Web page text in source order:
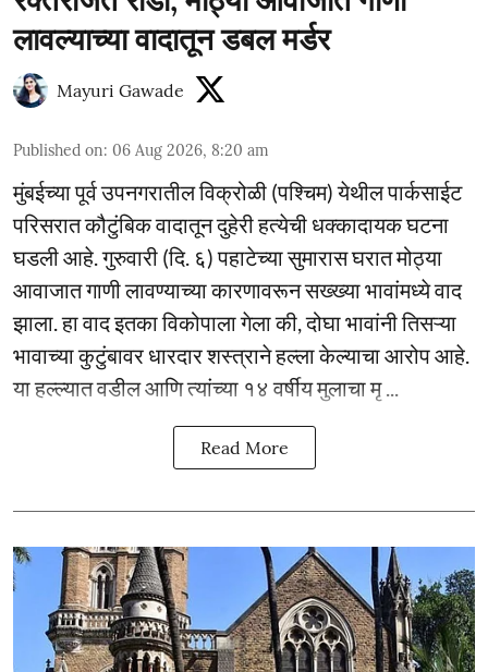
लावल्याच्या वादातून डबल मर्डर
Mayuri Gawade
Published on: 06 Aug 2026, 8:20 am
मुंबईच्या पूर्व उपनगरातील विक्रोळी (पश्चिम) येथील पार्कसाईट
परिसरात कौटुंबिक वादातून दुहेरी हत्येची धक्कादायक घटना
घडली आहे. गुरुवारी (दि. ६) पहाटेच्या सुमारास घरात मोठ्या
आवाजात गाणी लावण्याच्या कारणावरून सख्ख्या भावांमध्ये वाद
झाला. हा वाद इतका विकोपाला गेला की, दोघा भावांनी तिसऱ्या
भावाच्या कुटुंबावर धारदार शस्त्राने हल्ला केल्याचा आरोप आहे.
या हल्ल्यात वडील आणि त्यांच्या १४ वर्षीय मुलाचा मृ ...
Read More